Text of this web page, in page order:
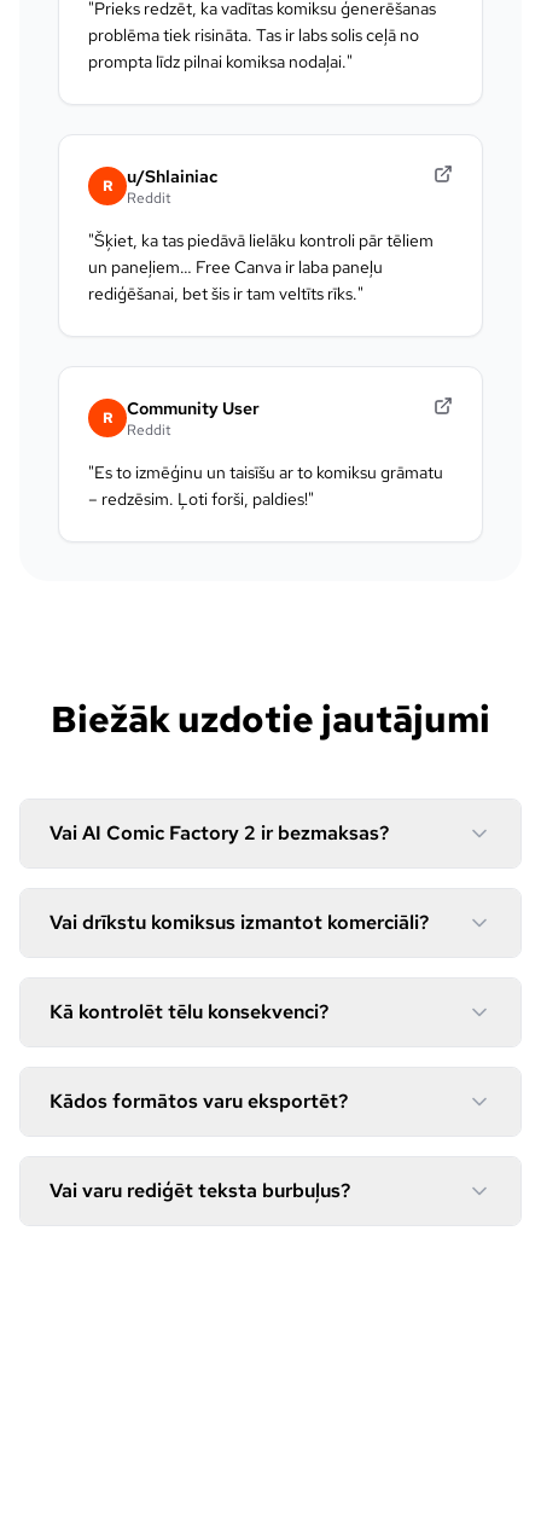
"Prieks redzēt, ka vadītas komiksu ģenerēšanas
problēma tiek risināta. Tas ir labs solis ceļā no
prompta līdz pilnai komiksa nodaļai."
R u/Shlainiac
Reddit
"Šķiet, ka tas piedāvā lielāku kontroli pār tēliem
un paneļiem… Free Canva ir laba paneļu
rediģēšanai, bet šis ir tam veltīts rīks."
R Community User
Reddit
"Es to izmēģinu un taisīšu ar to komiksu grāmatu
– redzēsim. Ļoti forši, paldies!"
Biežāk uzdotie jautājumi
Vai AI Comic Factory 2 ir bezmaksas?
Vai drīkstu komiksus izmantot komerciāli?
Kā kontrolēt tēlu konsekvenci?
Kādos formātos varu eksportēt?
Vai varu rediģēt teksta burbuļus?